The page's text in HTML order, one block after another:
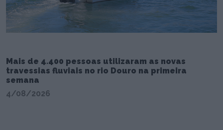
Mais de 4.400 pessoas utilizaram as novas
travessias fluviais no rio Douro na primeira
semana
4/08/2026